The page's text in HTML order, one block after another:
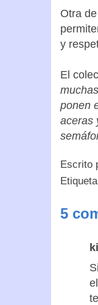
Otra
y
El
ponen
aceras
Escrito
5